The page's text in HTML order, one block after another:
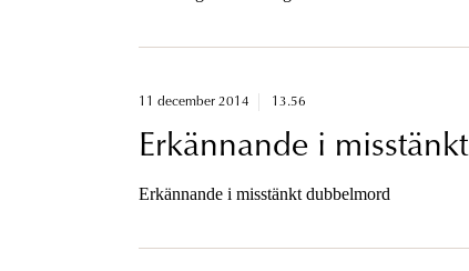
11 december 2014 13.56
Erkännande i
Erkännande i misstänkt dubbelmord